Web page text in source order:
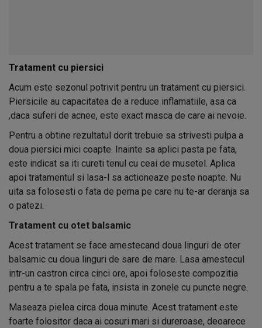
Tratament cu piersici
Acum este sezonul potrivit pentru un tratament cu piersici.
Piersicile au capacitatea de a reduce inflamatiile, asa ca
,daca suferi de acnee, este exact masca de care ai nevoie.
Pentru a obtine rezultatul dorit trebuie sa strivesti pulpa a
doua piersici mici coapte. Inainte sa aplici pasta pe fata,
este indicat sa iti cureti tenul cu ceai de musetel. Aplica
apoi tratamentul si lasa-l sa actioneaze peste noapte. Nu
uita sa folosesti o fata de perna pe care nu te-ar deranja sa
o patezi.
Tratament cu otet balsamic
Acest tratament se face amestecand doua linguri de oter
balsamic cu doua linguri de sare de mare. Lasa amestecul
intr-un castron circa cinci ore, apoi foloseste compozitia
pentru a te spala pe fata, insista in zonele cu puncte negre.
Maseaza pielea circa doua minute. Acest tratament este
foarte folositor daca ai cosuri mari si dureroase, deoarece